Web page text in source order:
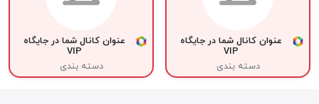
عنوان کانال شما در جایگاه
VIP
دسته بندی
عنوان کانال شما در جایگاه
VIP
دسته بندی